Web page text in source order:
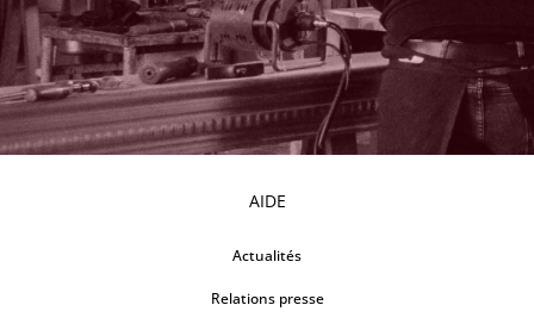
AIDE
Actualités
Relations presse